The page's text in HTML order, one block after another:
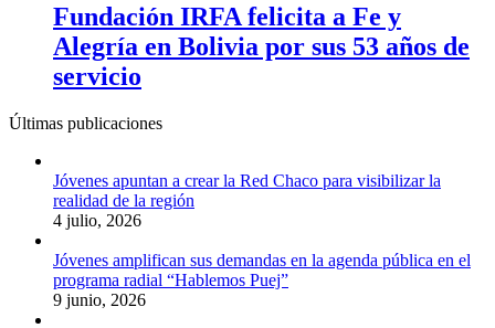
Fundación IRFA felicita a Fe y
Alegría en Bolivia por sus 53 años de
servicio
Últimas publicaciones
Jóvenes apuntan a crear la Red Chaco para visibilizar la
realidad de la región
4 julio, 2026
Jóvenes amplifican sus demandas en la agenda pública en el
programa radial “Hablemos Puej”
9 junio, 2026